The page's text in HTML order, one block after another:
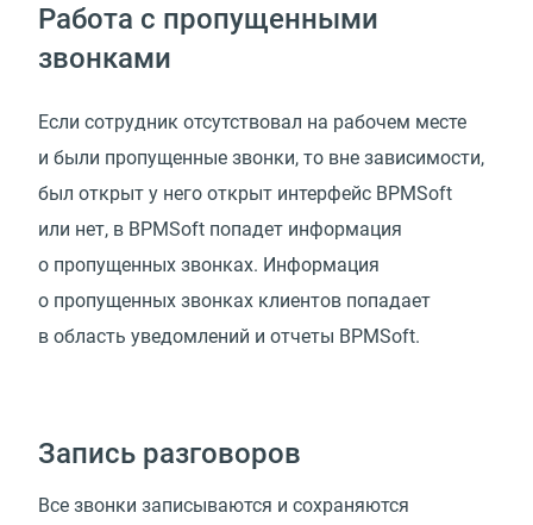
Работа с пропущенными
звонками
Если сотрудник отсутствовал на рабочем месте
и были пропущенные звонки, то вне зависимости,
был открыт у него открыт интерфейс BPMSoft
или нет, в BPMSoft попадет информация
о пропущенных звонках. Информация
о пропущенных звонках клиентов попадает
в область уведомлений и отчеты BPMSoft.
Запись разговоров
Все звонки записываются и сохраняются